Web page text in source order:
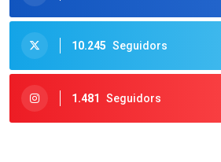
10.245 Seguidors
1.481 Seguidors